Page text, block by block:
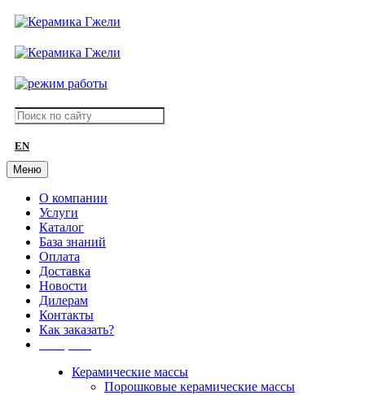
EN
Меню
О компании
Услуги
Каталог
База знаний
Оплата
Доставка
Новости
Дилерам
Контакты
Как заказать?
Керамические массы
Порошковые керамические массы